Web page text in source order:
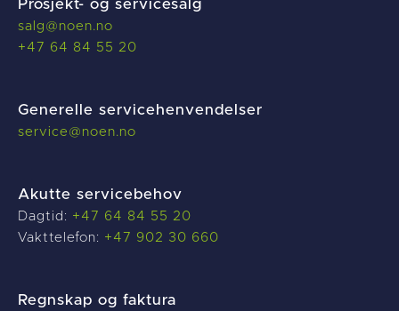
Prosjekt- og servicesalg
salg@noen.no
+47 64 84 55 20
Generelle servicehenvendelser
service@noen.no
Akutte servicebehov
Dagtid: +47 64 84 55 20
Vakttelefon: +47 902 30 660
Regnskap og faktura